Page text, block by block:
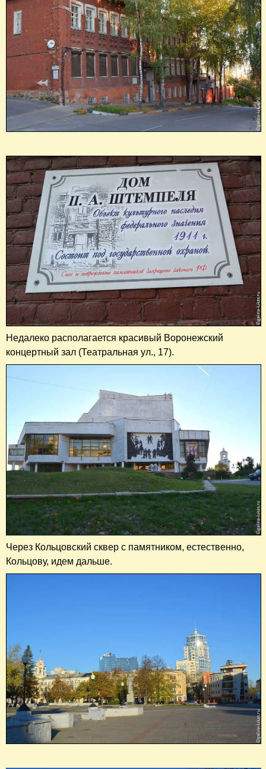
Недалеко располагается красивый Воронежский
концертный зал (Театральная ул., 17).
Через Кольцовский сквер с памятником, естественно,
Кольцову, идем дальше.